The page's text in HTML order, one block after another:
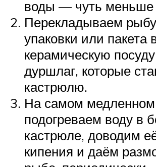
воды — чуть меньше
Перекладываем
упаковки или пакета
керамическую
дуршлаг, которые
кастрюлю.
На самом медленном
подогреваем воду в
кастрюле, доводим
кипения и даём